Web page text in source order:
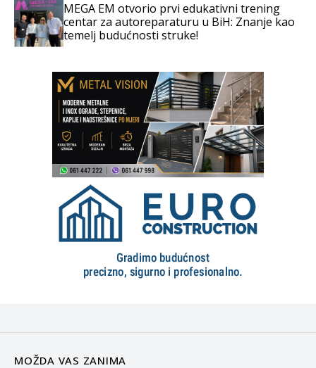
MEGA EM otvorio prvi edukativni trening
centar za autoreparaturu u BiH: Znanje kao
temelj budućnosti struke!
MOŽDA VAS ZANIMA